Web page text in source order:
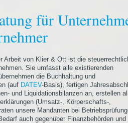
für
Arbeit von Klier & Ott ist die
Sie umfasst alle existierenden
die Buchhaltung und
(auf DATEV-Basis), fertigen
und Liquidationsbilanzen an, erstellen
(Umsatz-, Körperschafts-,
unsere Mandanten bei
auch gegenüber Finanzbehörden und